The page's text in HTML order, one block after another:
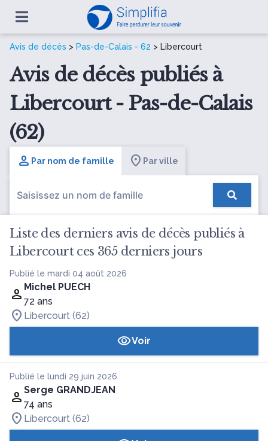
Avis de décès > Pas-de-Calais - 62 > Libercourt
Avis de décès publiés à
Libercourt - Pas-de-Calais
(62)
Par nom de famille Par ville
Liste des derniers avis de décès publiés à
Libercourt ces 365 derniers jours
Publié le mardi 04 août 2026
Michel PUECH
72 ans
Libercourt (62)
Voir
Publié le lundi 29 juin 2026
Serge GRANDJEAN
74 ans
Libercourt (62)